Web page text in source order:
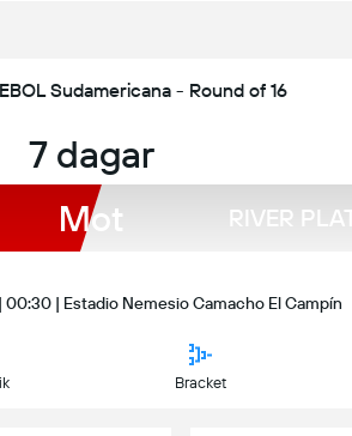
Sudamericana - Round of 16
7 dagar
Mot RIVER
00:30 | Estadio Nemesio Camacho El Campín
Bracket